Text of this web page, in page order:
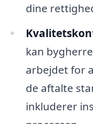
dine
kan
arbejdet for
de aftalte
inkluderer